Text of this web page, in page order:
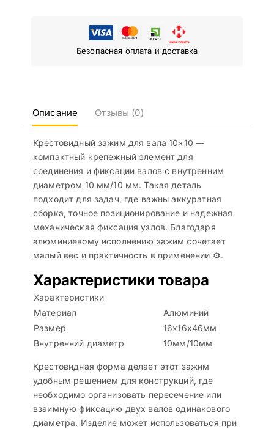
Безопасная оплата и доставка
Описание Отзывы (0)
Крестовидный зажим для вала 10×10 —
компактный крепежный элемент для
соединения и фиксации валов с внутренним
диаметром 10 мм/10 мм. Такая деталь
подходит для задач, где важны аккуратная
сборка, точное позиционирование и надежная
механическая фиксация узлов. Благодаря
алюминиевому исполнению зажим сочетает
малый вес и практичность в применении ⚙️.
Характеристики товара
Характеристики
Материал
Алюминий
Размер
16x16x46мм
Внутренний диаметр
10мм/10мм
Крестовидная форма делает этот зажим
удобным решением для конструкций, где
необходимо организовать пересечение или
взаимную фиксацию двух валов одинакового
диаметра. Изделие может использоваться при